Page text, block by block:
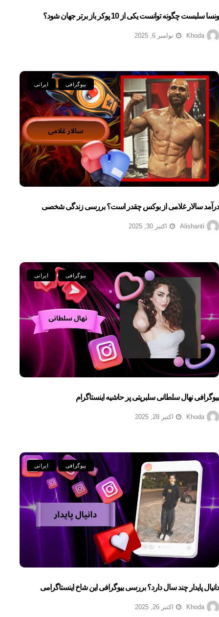
ونسا سلبست چگونه توانست یکی از 10 پوکر باز برتر جهان شود؟
Khoda نوامبر 6, 2025
ایرانی بیوگرافی
درآمد سالار غلامی از بوکس چقدر است؟ بررسی زندگی شخصی
Alishanti اکتبر 30, 2025
ایرانی بیوگرافی
بیوگرافی نهال سلطانی سلبریتی پر حاشیه اینستاگرام
Khoda اکتبر 28, 2025
ایرانی بیوگرافی
دانیال پایدار چند سال دارد؟ بررسی بیوگرافی این شاخ اینستاگرامی
Khoda اکتبر 26, 2025